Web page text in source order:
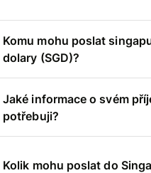
Komu mohu poslat
dolary (SGD)?
Jaké informace o svém
potřebuji?
Kolik mohu poslat do